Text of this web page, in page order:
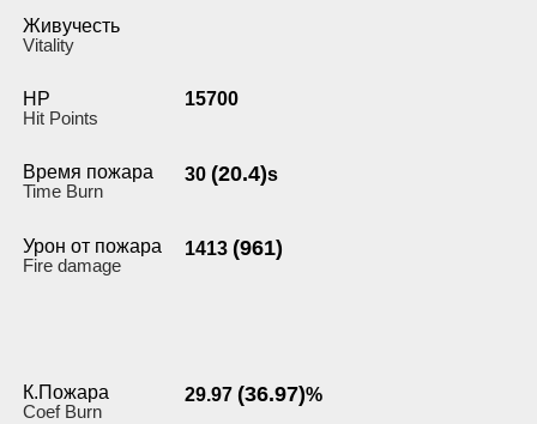
Живучесть
Vitality
HP
Hit Points
15700
Время пожара
Time Burn
30 (20.4)s
Урон от пожара
Fire damage
1413 (961)
К.Пожара
Coef Burn
29.97 (36.97)%